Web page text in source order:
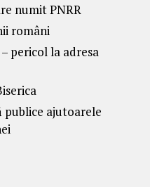
numit PNRR
români
pericol la adresa
publice ajutoarele